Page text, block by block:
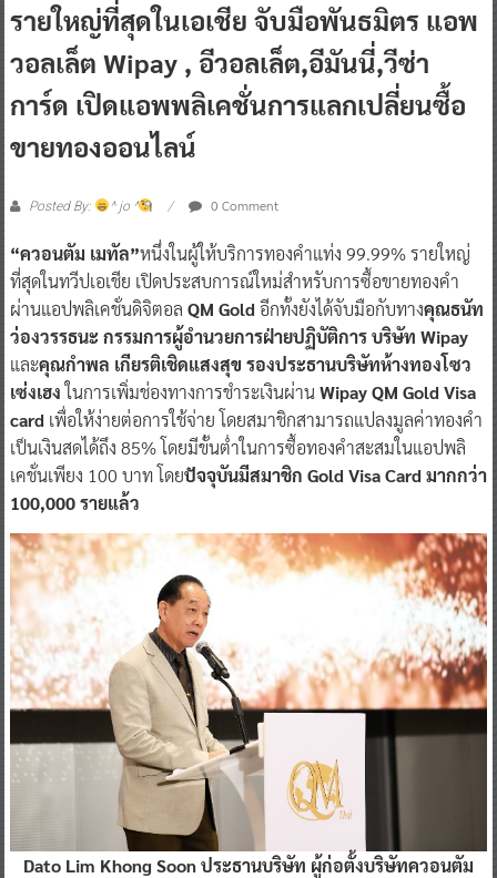
รายใหญ่ที่สุดในเอเชีย จับมือพันธมิตร แอพ
วอลเล็ต Wipay , อีวอลเล็ต,อีมันนี่,วีซ่า
การ์ด เปิดแอพพลิเคชั่นการแลกเปลี่ยนซื้อ
ขายทองออนไลน์
Posted By: ^ jo ^ 0 Comment
“ควอนตัม เมทัล”หนึ่งในผู้ให้บริการทองคำแท่ง 99.99% รายใหญ่
ที่สุดในทวีปเอเชีย เปิดประสบการณ์ใหม่สำหรับการซื้อขายทองคำ
ผ่านแอปพลิเคชั่นดิจิตอล QM Gold อีกทั้งยังได้จับมือกับทางคุณธนัท
ว่องวรรธนะ กรรมการผู้อำนวยการฝ่ายปฏิบัติการ บริษัท Wipay
และคุณกำพล เกียรติเชิดแสงสุข รองประธานบริษัทห้างทองโซว
เซ่งเฮงในการเพิ่มช่องทางการชำระเงินผ่านWipay QM Gold Visa
card เพื่อให้ง่ายต่อการใช้จ่าย โดยสมาชิกสามารถแปลงมูลค่าทองคำ
เป็นเงินสดได้ถึง 85% โดยมีขั้นต่ำในการซื้อทองคำสะสมในแอปพลิ
เคชั่นเพียง 100 บาท โดยปัจจุบันมีสมาชิก Gold Visa Card มากกว่า
100,000 รายแล้ว
Dato Lim Khong Soon ประธานบริษัท ผู้ก่อตั้งบริษัทควอนตัม